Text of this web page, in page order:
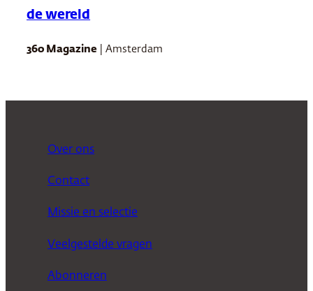
de wereld
360 Magazine | Amsterdam
Over ons
Contact
Missie en selectie
Veelgestelde vragen
Abonneren